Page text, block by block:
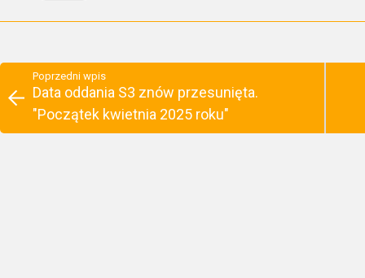
Poprzedni wpis
Data oddania S3 znów przesunięta.
"Początek kwietnia 2025 roku"